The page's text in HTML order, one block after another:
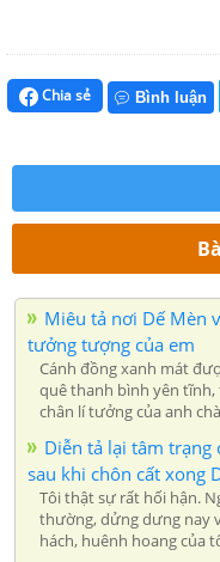
Chia sẻ Bình luận
Miêu tả nơi Dế Mèn
tưởng tượng của em
Cánh đồng xanh mát
quê thanh bình yên tĩnh,
chân lí tưởng của anh
Diễn tả lại tâm trạng
sau khi chôn cất xong
Tôi thật sự rất hối hận.
thường, dửng dưng nay
hách, huênh hoang của